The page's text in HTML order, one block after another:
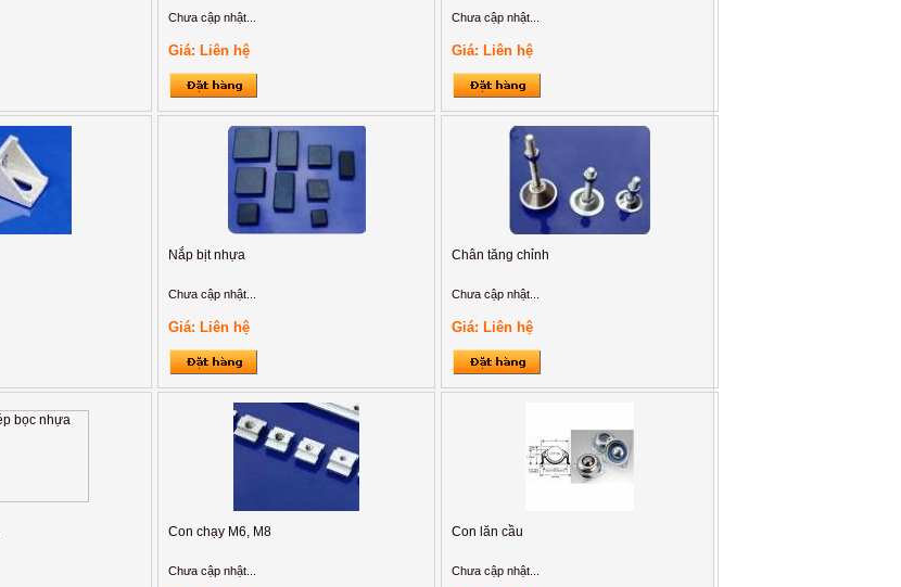
Chưa cập nhật...
Giá: Liên hệ
Chưa cập nhật...
Giá: Liên hệ
Nắp bịt nhựa
Chưa cập nhật...
Giá: Liên hệ
Chân tăng chỉnh
Chưa cập nhật...
Giá: Liên hệ
Con chạy M6, M8
Chưa cập nhật...
Con lăn cầu
Chưa cập nhật...